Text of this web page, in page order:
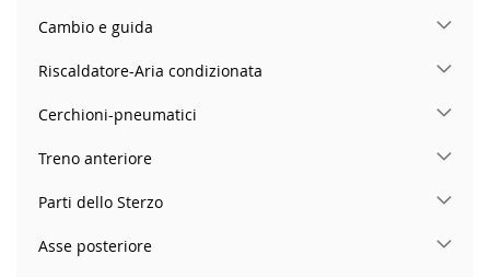
Cambio e guida
Riscaldatore-Aria condizionata
Cerchioni-pneumatici
Treno anteriore
Parti dello Sterzo
Asse posteriore